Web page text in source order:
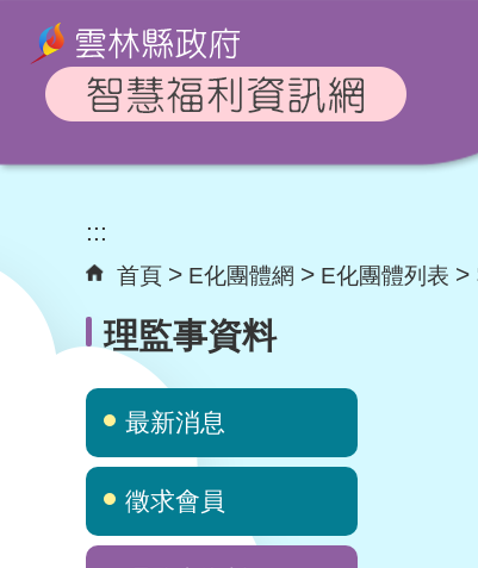
跳到主要內容區
:::
首頁 E化團體網 E化團體列表
理監事資料
最新消息
徵求會員